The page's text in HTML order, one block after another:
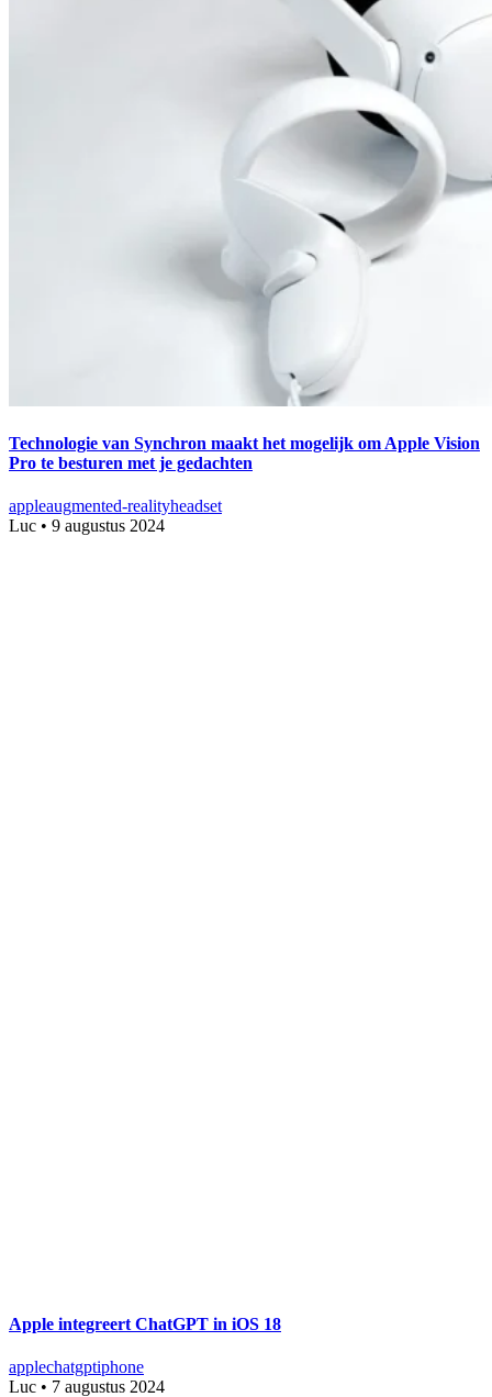
Technologie van Synchron maakt het mogelijk om Apple Vision
Pro te besturen met je gedachten
appleaugmented-realityheadset
Luc • 9 augustus 2024
Apple integreert ChatGPT in iOS 18
applechatgptiphone
Luc • 7 augustus 2024